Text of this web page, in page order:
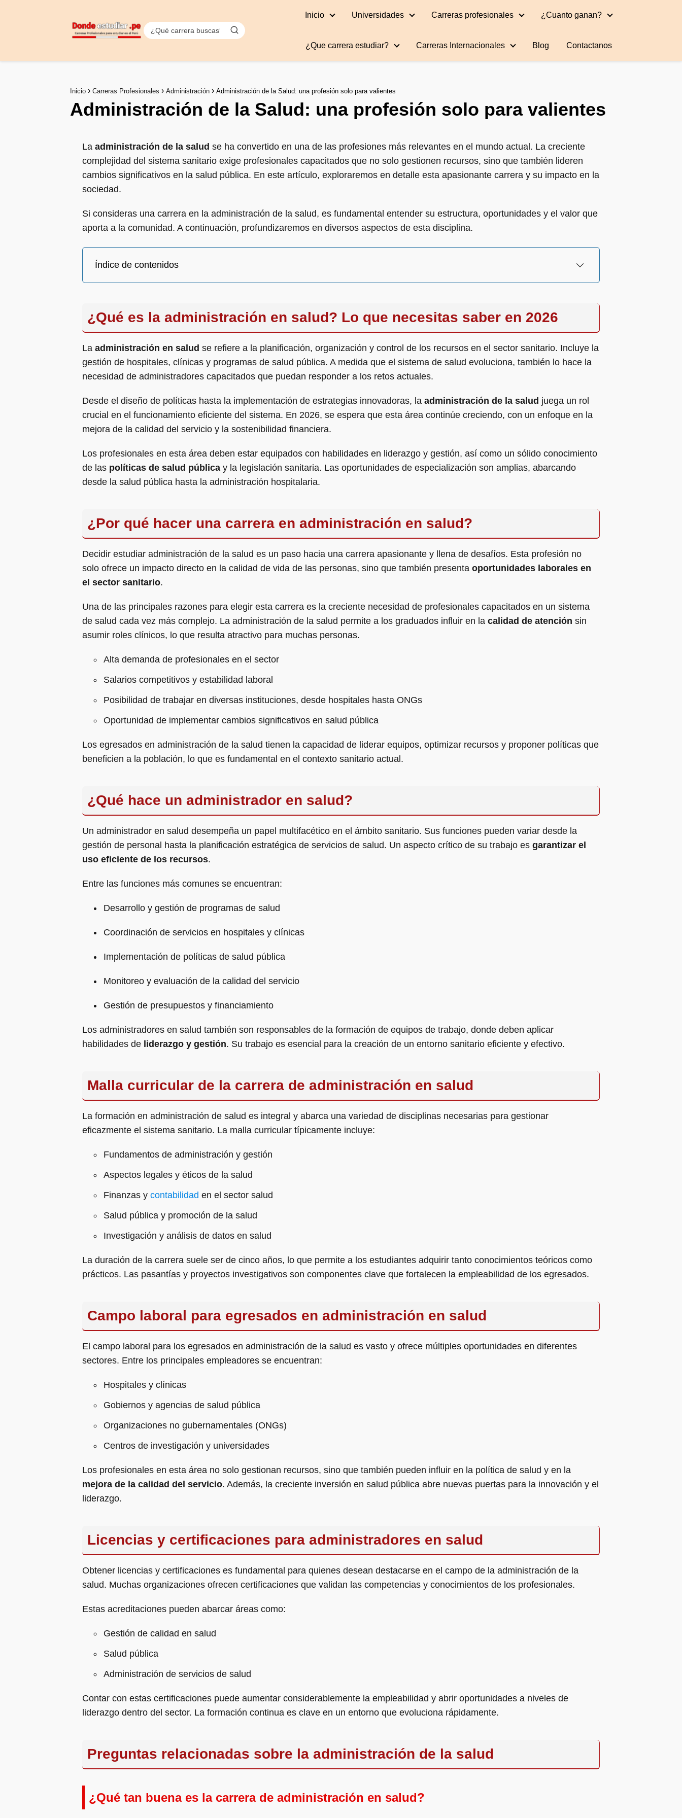
Inicio Universidades Carreras profesionales ¿Cuanto ganan?
¿Que carrera estudiar? Carreras Internacionales Blog Contactanos
Inicio Carreras Profesionales Administración Administración de la Salud: una profesión solo para valientes
Administración de la Salud: una profesión solo para valientes
La administración de la salud se ha convertido en una de las profesiones más relevantes en el mundo actual. La creciente
complejidad del sistema sanitario exige profesionales capacitados que no solo gestionen recursos, sino que también lideren
cambios significativos en la salud pública. En este artículo, exploraremos en detalle esta apasionante carrera y su impacto en la
sociedad.
Si consideras una carrera en la administración de la salud, es fundamental entender su estructura, oportunidades y el valor que
aporta a la comunidad. A continuación, profundizaremos en diversos aspectos de esta disciplina.
Índice de contenidos
¿Qué es la administración en salud? Lo que necesitas saber en 2026
La administración en salud se refiere a la planificación, organización y control de los recursos en el sector sanitario. Incluye la
gestión de hospitales, clínicas y programas de salud pública. A medida que el sistema de salud evoluciona, también lo hace la
necesidad de administradores capacitados que puedan responder a los retos actuales.
Desde el diseño de políticas hasta la implementación de estrategias innovadoras, la administración de la salud juega un rol
crucial en el funcionamiento eficiente del sistema. En 2026, se espera que esta área continúe creciendo, con un enfoque en la
mejora de la calidad del servicio y la sostenibilidad financiera.
Los profesionales en esta área deben estar equipados con habilidades en liderazgo y gestión, así como un sólido conocimiento
de las políticas de salud pública y la legislación sanitaria. Las oportunidades de especialización son amplias, abarcando
desde la salud pública hasta la administración hospitalaria.
¿Por qué hacer una carrera en administración en salud?
Decidir estudiar administración de la salud es un paso hacia una carrera apasionante y llena de desafíos. Esta profesión no
solo ofrece un impacto directo en la calidad de vida de las personas, sino que también presenta oportunidades laborales en
el sector sanitario.
Una de las principales razones para elegir esta carrera es la creciente necesidad de profesionales capacitados en un sistema
de salud cada vez más complejo. La administración de la salud permite a los graduados influir en la calidad de atención sin
asumir roles clínicos, lo que resulta atractivo para muchas personas.
Alta demanda de profesionales en el sector
Salarios competitivos y estabilidad laboral
Posibilidad de trabajar en diversas instituciones, desde hospitales hasta ONGs
Oportunidad de implementar cambios significativos en salud pública
Los egresados en administración de la salud tienen la capacidad de liderar equipos, optimizar recursos y proponer políticas que
beneficien a la población, lo que es fundamental en el contexto sanitario actual.
¿Qué hace un administrador en salud?
Un administrador en salud desempeña un papel multifacético en el ámbito sanitario. Sus funciones pueden variar desde la
gestión de personal hasta la planificación estratégica de servicios de salud. Un aspecto crítico de su trabajo es garantizar el
uso eficiente de los recursos.
Entre las funciones más comunes se encuentran:
Desarrollo y gestión de programas de salud
Coordinación de servicios en hospitales y clínicas
Implementación de políticas de salud pública
Monitoreo y evaluación de la calidad del servicio
Gestión de presupuestos y financiamiento
Los administradores en salud también son responsables de la formación de equipos de trabajo, donde deben aplicar
habilidades de liderazgo y gestión. Su trabajo es esencial para la creación de un entorno sanitario eficiente y efectivo.
Malla curricular de la carrera de administración en salud
La formación en administración de salud es integral y abarca una variedad de disciplinas necesarias para gestionar
eficazmente el sistema sanitario. La malla curricular típicamente incluye:
Fundamentos de administración y gestión
Aspectos legales y éticos de la salud
Finanzas y contabilidad en el sector salud
Salud pública y promoción de la salud
Investigación y análisis de datos en salud
La duración de la carrera suele ser de cinco años, lo que permite a los estudiantes adquirir tanto conocimientos teóricos como
prácticos. Las pasantías y proyectos investigativos son componentes clave que fortalecen la empleabilidad de los egresados.
Campo laboral para egresados en administración en salud
El campo laboral para los egresados en administración de la salud es vasto y ofrece múltiples oportunidades en diferentes
sectores. Entre los principales empleadores se encuentran:
Hospitales y clínicas
Gobiernos y agencias de salud pública
Organizaciones no gubernamentales (ONGs)
Centros de investigación y universidades
Los profesionales en esta área no solo gestionan recursos, sino que también pueden influir en la política de salud y en la
mejora de la calidad del servicio. Además, la creciente inversión en salud pública abre nuevas puertas para la innovación y el
liderazgo.
Licencias y certificaciones para administradores en salud
Obtener licencias y certificaciones es fundamental para quienes desean destacarse en el campo de la administración de la
salud. Muchas organizaciones ofrecen certificaciones que validan las competencias y conocimientos de los profesionales.
Estas acreditaciones pueden abarcar áreas como:
Gestión de calidad en salud
Salud pública
Administración de servicios de salud
Contar con estas certificaciones puede aumentar considerablemente la empleabilidad y abrir oportunidades a niveles de
liderazgo dentro del sector. La formación continua es clave en un entorno que evoluciona rápidamente.
Preguntas relacionadas sobre la administración de la salud
¿Qué tan buena es la carrera de administración en salud?